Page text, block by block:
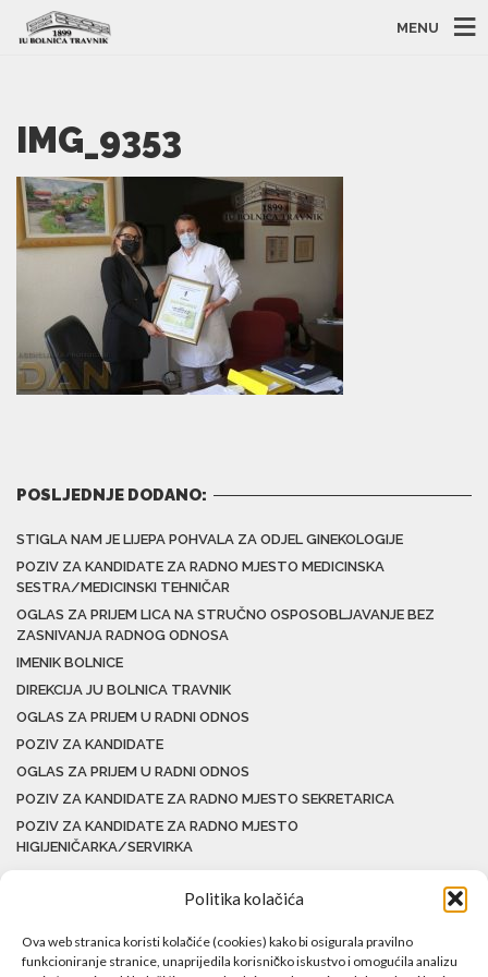
Politika kolačića
Ova web stranica koristi kolačiće (cookies) kako bi osigurala pravilno
funkcioniranje stranice, unaprijedila korisničko iskustvo i omogućila analizu
MENU
IMG_9353
POSLJEDNJE DODANO:
STIGLA NAM JE LIJEPA POHVALA ZA ODJEL GINEKOLOGIJE
POZIV ZA KANDIDATE ZA RADNO MJESTO MEDICINSKA
SESTRA/MEDICINSKI TEHNIČAR
OGLAS ZA PRIJEM LICA NA STRUČNO OSPOSOBLJAVANJE BEZ
ZASNIVANJA RADNOG ODNOSA
IMENIK BOLNICE
DIREKCIJA JU BOLNICA TRAVNIK
OGLAS ZA PRIJEM U RADNI ODNOS
POZIV ZA KANDIDATE
OGLAS ZA PRIJEM U RADNI ODNOS
POZIV ZA KANDIDATE ZA RADNO MJESTO SEKRETARICA
POZIV ZA KANDIDATE ZA RADNO MJESTO
HIGIJENIČARKA/SERVIRKA